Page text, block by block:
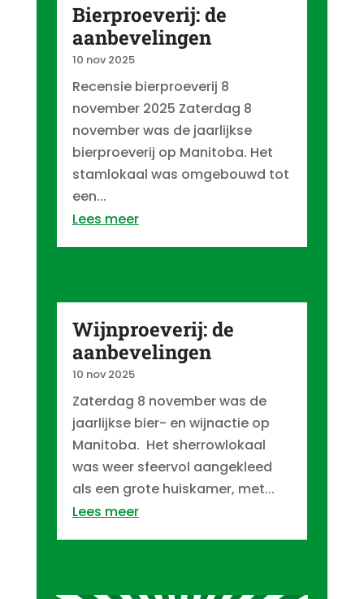
Bierproeverij: de
aanbevelingen
10 nov 2025
Recensie bierproeverij 8
november 2025 Zaterdag 8
november was de jaarlijkse
bierproeverij op Manitoba. Het
stamlokaal was omgebouwd tot
een...
Lees meer
Wijnproeverij: de
aanbevelingen
10 nov 2025
Zaterdag 8 november was de
jaarlijkse bier- en wijnactie op
Manitoba. Het sherrowlokaal
was weer sfeervol aangekleed
als een grote huiskamer, met...
Lees meer